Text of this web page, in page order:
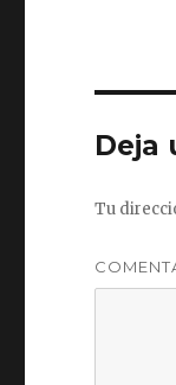
Deja
Tu